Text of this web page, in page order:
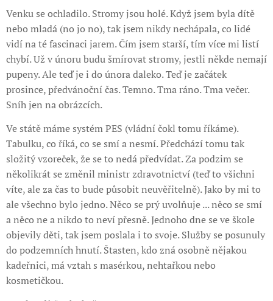
Venku se ochladilo. Stromy jsou holé. Když jsem byla dítě
nebo mladá (no jo no), tak jsem nikdy nechápala, co lidé
vidí na té fascinaci jarem. Čím jsem starší, tím více mi listí
chybí. Už v únoru budu šmírovat stromy, jestli někde nemají
pupeny. Ale teď je i do února daleko. Teď je začátek
prosince, předvánoční čas. Temno. Tma ráno. Tma večer.
Sníh jen na obrázcích.
Ve státě máme systém PES (vládní čokl tomu říkáme).
Tabulku, co říká, co se smí a nesmí. Předchází tomu tak
složitý vzoreček, že se to nedá předvídat. Za podzim se
několikrát se změnil ministr zdravotnictví (teď to všichni
víte, ale za čas to bude působit neuvěřitelně). Jako by mi to
ale všechno bylo jedno. Něco se prý uvolňuje ... něco se smí
a něco ne a nikdo to neví přesně. Jednoho dne se ve škole
objevily děti, tak jsem poslala i to svoje. Služby se posunuly
do podzemních hnutí. Štasten, kdo zná osobně nějakou
kadeřnici, má vztah s masérkou, nehtařkou nebo
kosmetičkou.